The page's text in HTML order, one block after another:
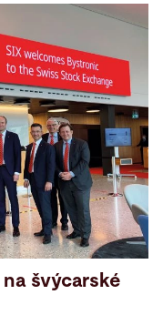
švýcarské